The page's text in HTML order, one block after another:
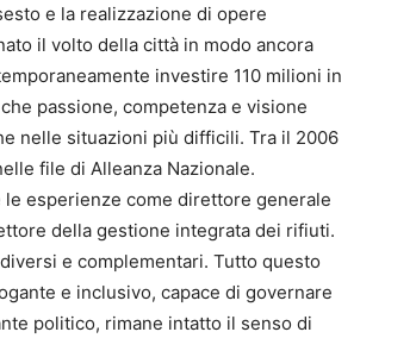
e la realizzazione di opere
il volto della città in modo ancora
investire 110 milioni in
passione, competenza e visione
nelle situazioni più difficili. Tra il 2006
file di Alleanza Nazionale.
esperienze come direttore generale
della gestione integrata dei rifiuti.
e complementari. Tutto questo
e inclusivo, capace di governare
politico, rimane intatto il senso di